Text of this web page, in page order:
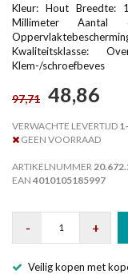
Kleur: Hout Breedte:
Millimeter Aantal
Kwaliteitsklasse:
Klem-/schroefbeves
97,71 48,86
VERWACHTE LEVERTIJD
GEEN VOORRAAD
ARTIKELNUMMER
EAN 4010105185997
- +
Veilig kopen met